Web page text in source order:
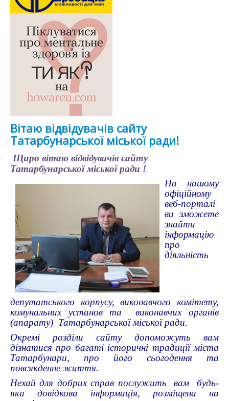
Вітаю відвідувачів сайту
Татарбунарської міської ради!
Щиро вітаю відвідувачів сайту
Татарбунарської міської ради !
На нашому
офіційному
веб-порталі
ви зможете
знайти
інформацію
про
діяльність
депутатського корпусу, виконавчого комітету,
комунальних установ та виконавчих органів
(апарату) Татарбунарської міської ради.
Окремі розділи сайту допоможуть вам
дізнатися про багаті історичні традиції міста
Татарбунари, про його сьогодення та
повсякденне життя.
Нехай для добрих справ послужить вам будь-
яка довідкова інформація, розміщена на